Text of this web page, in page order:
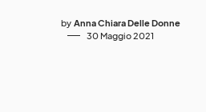
by Anna Chiara Delle Donne
30 Maggio 2021